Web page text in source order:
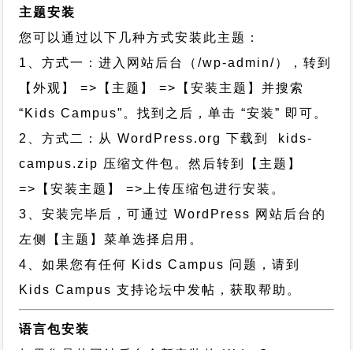
主题安装
您可以通过以下几种方式安装此主题：
1、方式一：进入网站后台（/wp-admin/），转到
【外观】 =>【主题】 =>【安装主题】并搜索
“Kids Campus”。找到之后，单击 “安装” 即可。
2、方式二：从 WordPress.org 下载到 kids-
campus.zip 压缩文件包。然后转到【主题】
=>【安装主题】 =>上传压缩包进行安装。
3、安装完毕后，可通过 WordPress 网站后台的
左侧【主题】菜单选择启用。
4、如果您有任何 Kids Campus 问题，请到
Kids Campus 支持论坛中发帖，获取帮助。
语言包安装